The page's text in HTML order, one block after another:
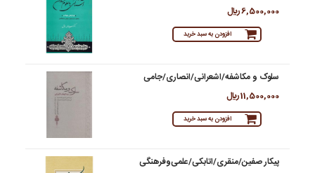
6,500,000 ريال
افزودن به سبد خرید
سلوک و مکاشفه/اشعرانی/انصاری/جامی
11,500,000 ريال
افزودن به سبد خرید
پیکار صفین/منقری/اتابکی/علمی‌وفرهنگی